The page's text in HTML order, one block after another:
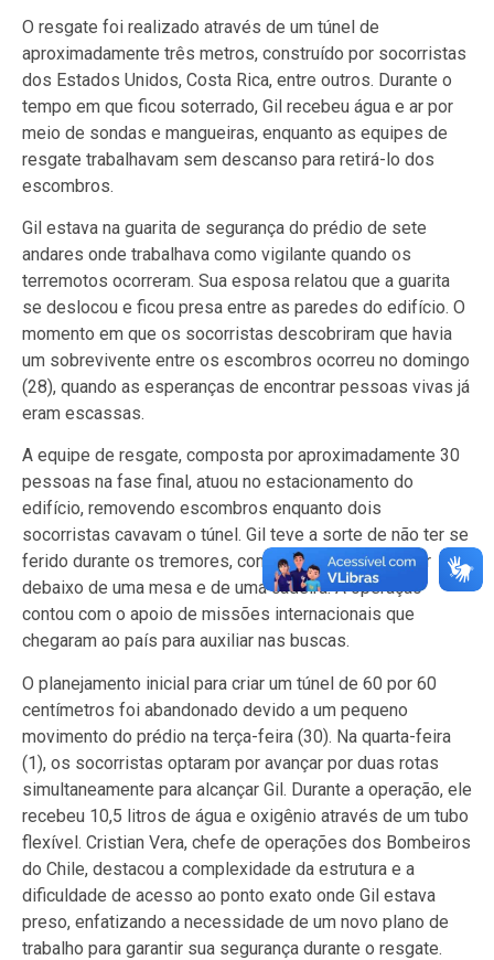
O resgate foi realizado através de um túnel de
aproximadamente três metros, construído por socorristas
dos Estados Unidos, Costa Rica, entre outros. Durante o
tempo em que ficou soterrado, Gil recebeu água e ar por
meio de sondas e mangueiras, enquanto as equipes de
resgate trabalhavam sem descanso para retirá-lo dos
escombros.
Gil estava na guarita de segurança do prédio de sete
andares onde trabalhava como vigilante quando os
terremotos ocorreram. Sua esposa relatou que a guarita
se deslocou e ficou presa entre as paredes do edifício. O
momento em que os socorristas descobriram que havia
um sobrevivente entre os escombros ocorreu no domingo
(28), quando as esperanças de encontrar pessoas vivas já
eram escassas.
A equipe de resgate, composta por aproximadamente 30
pessoas na fase final, atuou no estacionamento do
edifício, removendo escombros enquanto dois
socorristas cavavam o túnel. Gil teve a sorte de não ter se
ferido durante os tremores, conseguindo se proteger
debaixo de uma mesa e de uma cadeira. A operação
contou com o apoio de missões internacionais que
chegaram ao país para auxiliar nas buscas.
O planejamento inicial para criar um túnel de 60 por 60
centímetros foi abandonado devido a um pequeno
movimento do prédio na terça-feira (30). Na quarta-feira
(1), os socorristas optaram por avançar por duas rotas
simultaneamente para alcançar Gil. Durante a operação, ele
recebeu 10,5 litros de água e oxigênio através de um tubo
flexível. Cristian Vera, chefe de operações dos Bombeiros
do Chile, destacou a complexidade da estrutura e a
dificuldade de acesso ao ponto exato onde Gil estava
preso, enfatizando a necessidade de um novo plano de
trabalho para garantir sua segurança durante o resgate.